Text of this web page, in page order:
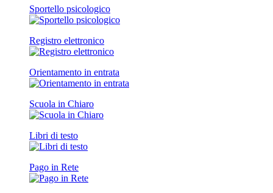
Sportello psicologico
Registro elettronico
Orientamento in entrata
Scuola in Chiaro
Libri di testo
Pago in Rete